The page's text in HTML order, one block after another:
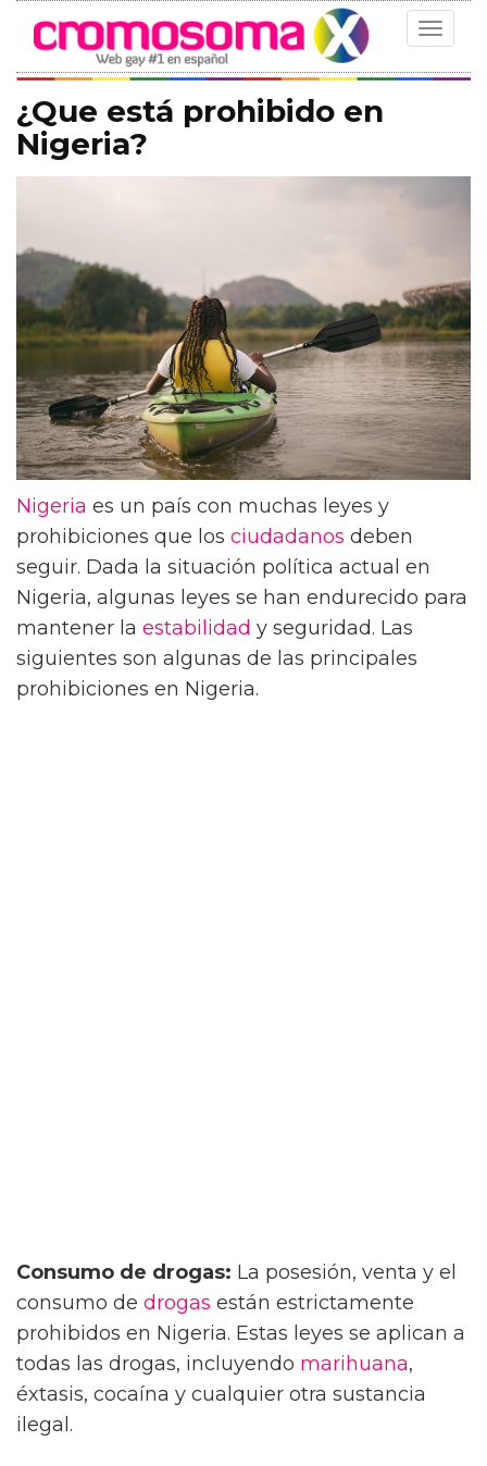
Toggle
¿Que está prohibido en
Nigeria?
Nigeria es un país con muchas leyes y
prohibiciones que los ciudadanos deben
seguir. Dada la situación política actual en
Nigeria, algunas leyes se han endurecido para
mantener la estabilidad y seguridad. Las
siguientes son algunas de las principales
prohibiciones en Nigeria.
Consumo de drogas: La posesión, venta y el
consumo de drogas están estrictamente
prohibidos en Nigeria. Estas leyes se aplican a
todas las drogas, incluyendo marihuana,
éxtasis, cocaína y cualquier otra sustancia
ilegal.